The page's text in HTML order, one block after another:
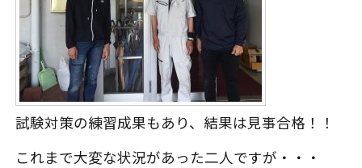
試験対策の練習成果もあり、結果は見事合格！！
これまで大変な状況があった二人ですが・・・